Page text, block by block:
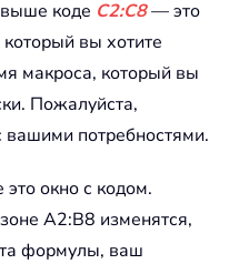
коде C2:C8— это
вы хотите
макроса, который вы
Пожалуйста,
вашими потребностями.
это окно с кодом.
A2:B8 изменятся,
формулы, ваш